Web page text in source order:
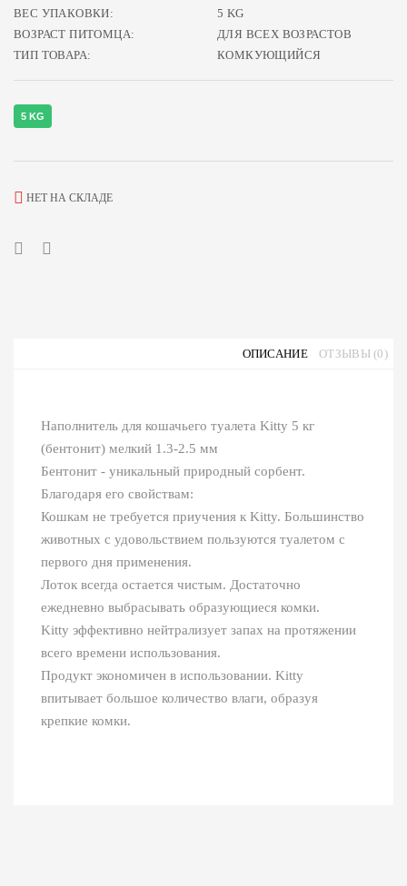
ВЕС УПАКОВКИ:
5 KG
ВОЗРАСТ ПИТОМЦА:
ДЛЯ ВСЕХ ВОЗРАСТОВ
ТИП ТОВАРА:
КОМКУЮЩИЙСЯ
5 KG
НЕТ НА СКЛАДЕ
ОПИСАНИЕ ОТЗЫВЫ (0)
Наполнитель для кошачьего туалета Kitty 5 кг
(бентонит) мелкий 1.3-2.5 мм
Бентонит - уникальный природный сорбент.
Благодаря его свойствам:
Кошкам не требуется приучения к Kitty. Большинство
животных с удовольствием пользуются туалетом с
первого дня применения.
Лоток всегда остается чистым. Достаточно
ежедневно выбрасывать образующиеся комки.
Kitty эффективно нейтрализует запах на протяжении
всего времени использования.
Продукт экономичен в использовании. Kitty
впитывает большое количество влаги, образуя
крепкие комки.